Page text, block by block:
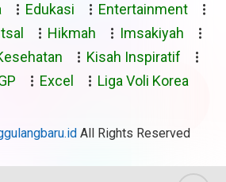
Edukasi
Entertainment
Hikmah
Imsakiyah
Kisah Inspiratif
Excel Liga Voli Korea
All Rights Reserved